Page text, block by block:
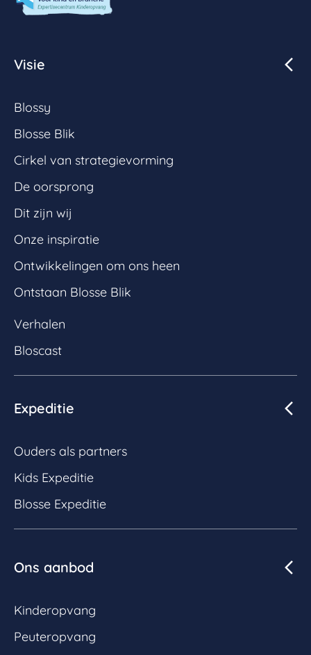
Visie
Blossy
Blosse Blik
Cirkel van strategievorming
De oorsprong
Dit zijn wij
Onze inspiratie
Ontwikkelingen om ons heen
Ontstaan Blosse Blik
Verhalen
Bloscast
Expeditie
Ouders als partners
Kids Expeditie
Blosse Expeditie
Ons aanbod
Kinderopvang
Peuteropvang